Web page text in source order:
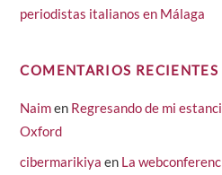
periodistas italianos en Málaga
COMENTARIOS RECIENTES
Naimen Regresando de mi
Oxford
cibermarikiya en La